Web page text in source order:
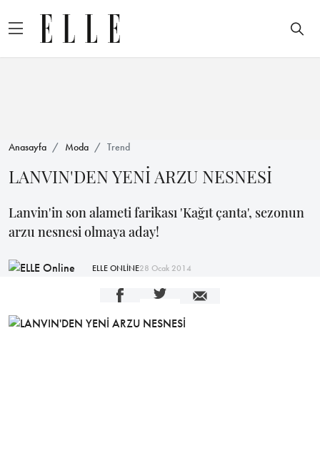
Anasayfa Moda Trend
LANVIN'DEN YENİ ARZU NESNESİ
Lanvin'in son alameti farikası 'Kağıt çanta', sezonun
arzu nesnesi olmaya aday!
ELLE ONLİNE28 Ocak 2014